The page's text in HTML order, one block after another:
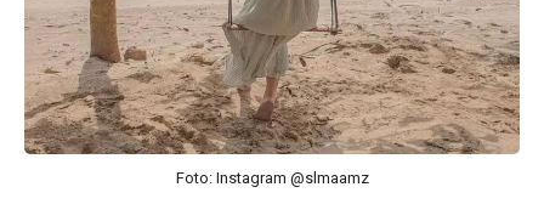
Foto: Instagram @slmaamz